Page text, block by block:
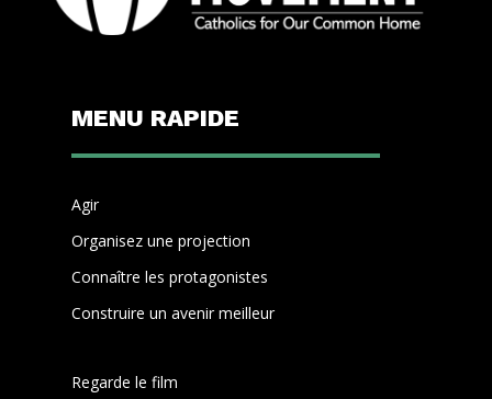
MENU RAPIDE
Agir
Organisez une projection
Connaître les protagonistes
Construire un avenir meilleur
Regarde le film